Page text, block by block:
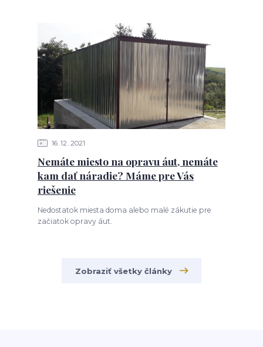
16 12 2021
Nemáte miesto na opravu áut, nemáte
kam dať náradie? Máme pre Vás
riešenie
Nedostatok miesta doma alebo malé zákutie pre
začiatok opravy áut.
Zobraziť všetky články